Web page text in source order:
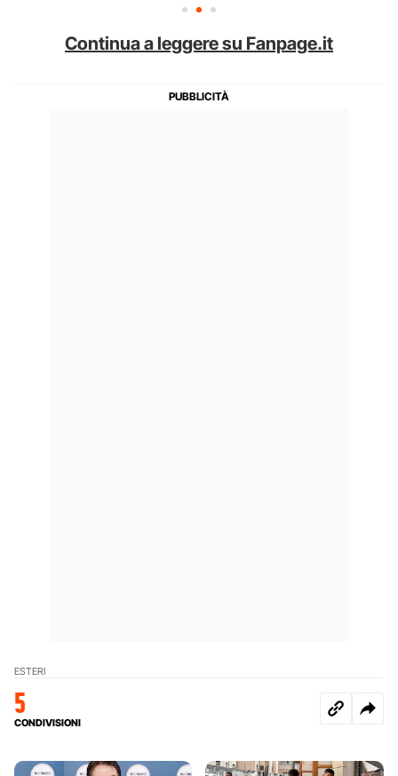
Continua a leggere su Fanpage.it
ESTERI
5
CONDIVISIONI